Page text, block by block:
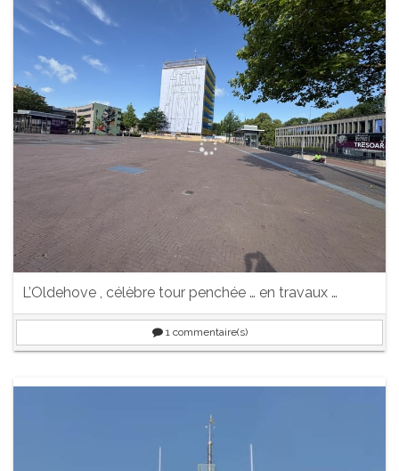
L’Oldehove , célèbre tour penchée … en travaux …
1commentaire(s)